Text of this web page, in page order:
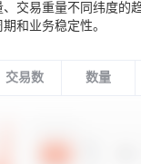
交易重量不同纬度的
和业务稳定性。
交易数 数量